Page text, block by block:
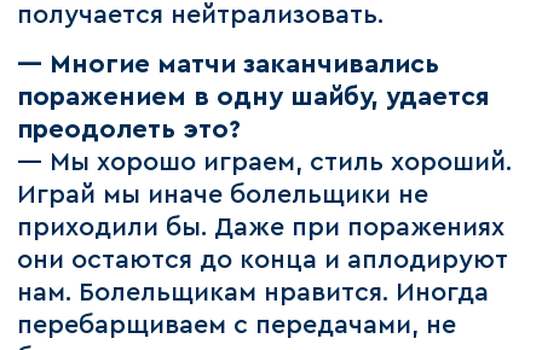
получается нейтрализовать.
— Многие матчи заканчивались
поражением в одну шайбу, удается
преодолеть это?
— Мы хорошо играем, стиль хороший.
Играй мы иначе болельщики не
приходили бы. Даже при поражениях
они остаются до конца и аплодируют
нам. Болельщикам нравится. Иногда
перебарщиваем с передачами, не